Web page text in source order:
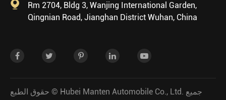

Rm 2704, Bldg 3, Wanjing International Garden,
Qingnian Road, Jianghan District Wuhan, China
حقوق الطبع © Hubei Manten Automobile Co., Ltd.